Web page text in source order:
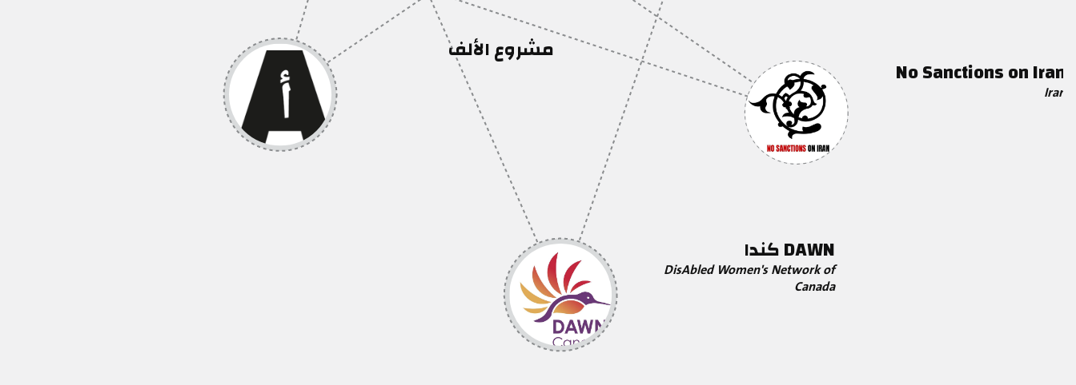
مشروع الألف
DAWN كندا
DisAbled Women's Network of
Canada
No Sanctions on Iran
Iran